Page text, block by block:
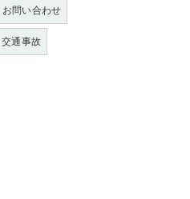
お問い合わせ
交通事故